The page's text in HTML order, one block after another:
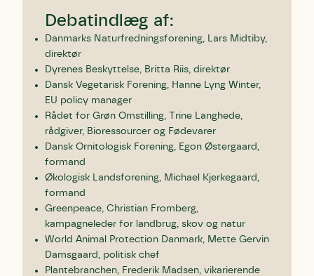
Debatindlæg af:
Danmarks Naturfredningsforening, Lars Midtiby,
direktør
Dyrenes Beskyttelse, Britta Riis, direktør
Dansk Vegetarisk Forening, Hanne Lyng Winter,
EU policy manager
Rådet for Grøn Omstilling, Trine Langhede,
rådgiver, Bioressourcer og Fødevarer
Dansk Ornitologisk Forening, Egon Østergaard,
formand
Økologisk Landsforening, Michael Kjerkegaard,
formand
Greenpeace, Christian Fromberg,
kampagneleder for landbrug, skov og natur
World Animal Protection Danmark, Mette Gervin
Damsgaard, politisk chef
Plantebranchen, Frederik Madsen, vikarierende